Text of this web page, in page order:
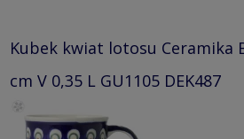
Kubek kwiat lotosu Ceramika
cm V 0,35 L GU1105 DEK487